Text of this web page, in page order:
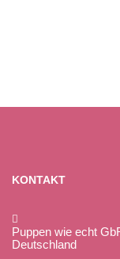
KONTAKT
Puppen wie echt
Deutschland